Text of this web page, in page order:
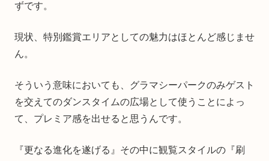
ずです。
現状、特別鑑賞エリアとしての魅力はほとんど感じませ
ん。
そういう意味においても、グラマシーパークのみゲスト
を交えてのダンスタイムの広場として使うことによっ
て、プレミア感を出せると思うんです。
『更なる進化を遂げる』その中に観覧スタイルの『刷